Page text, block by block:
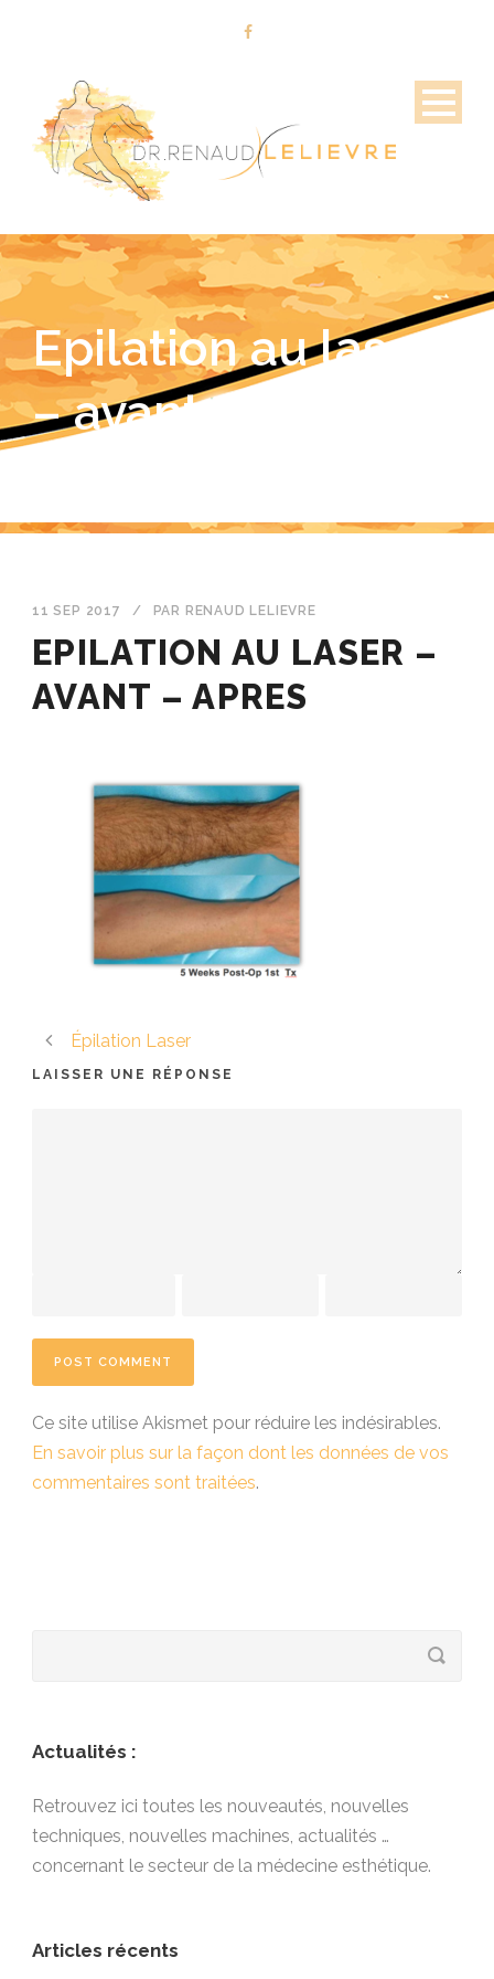
Epilation au laser
– avant – apres
11 SEP 2017 / PAR RENAUD LELIEVRE
EPILATION AU LASER –
AVANT – APRES
Épilation Laser
LAISSER UNE RÉPONSE
Ce site utilise Akismet pour réduire les indésirables.
En savoir plus sur la façon dont les données de vos
commentaires sont traitées.
Actualités :
Retrouvez ici toutes les nouveautés, nouvelles
techniques, nouvelles machines, actualités …
concernant le secteur de la médecine esthétique.
Articles récents